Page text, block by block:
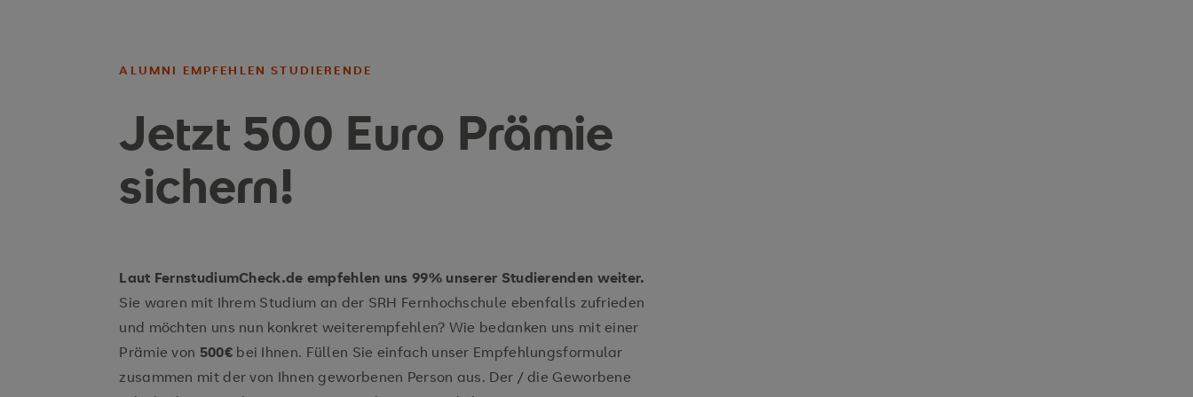
ALUMNI EMPFEHLEN STUDIERENDE
Jetzt 500 Euro Prämie
sichern!
Laut FernstudiumCheck.de empfehlen uns 99% unserer Studierenden weiter.
Sie waren mit Ihrem Studium an der SRH Fernhochschule ebenfalls zufrieden
und möchten uns nun konkret weiterempfehlen? Wie bedanken uns mit einer
Prämie von 500€bei Ihnen. Füllen Sie einfach unser Empfehlungsformular
zusammen mit der von Ihnen geworbenen Person aus. Der / die Geworbene